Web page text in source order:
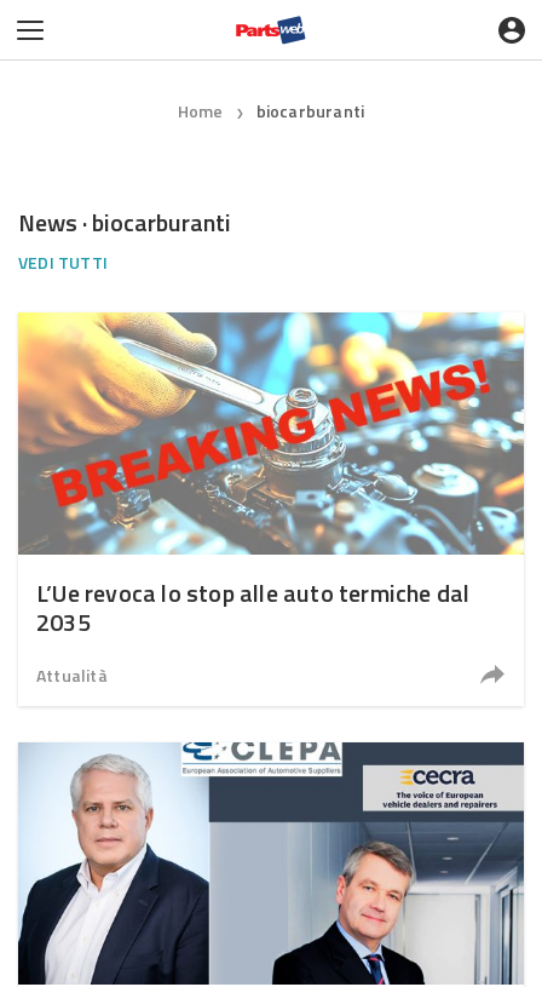
Home ❯ biocarburanti
News · biocarburanti
VEDI TUTTI
L’Ue revoca lo stop alle auto termiche dal
2035
Attualità